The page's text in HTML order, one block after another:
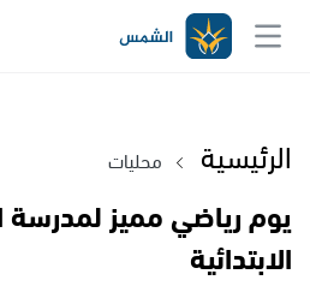
الرئيسية محليات
يوم رياضي مميز لمدرسة
الابتدائية